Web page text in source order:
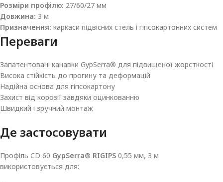
Розміри профілю: 27/60/27 мм
Довжина: 3 м
Призначення: каркаси підвісних стель і гіпсокартонних систем
Переваги
Запатентовані канавки GypSerra® для підвищеної жорсткості
Висока стійкість до прогину та деформацій
Надійна основа для гіпсокартону
Захист від корозії завдяки оцинкованню
Швидкий і зручний монтаж
Де застосовувати
Профіль CD 60 GypSerra® RIGIPS 0,55 мм, 3 м
використовується для: